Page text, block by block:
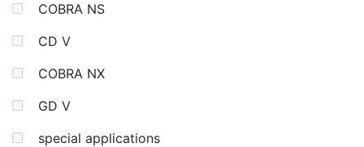
COBRA NS
CD V
COBRA NX
GD V
special applications